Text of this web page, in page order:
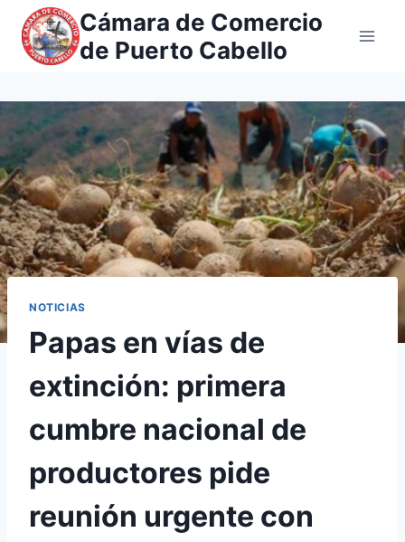
Saltar
contenido
Cámara de Comercio
de Puerto Cabello
NOTICIAS
Papas en vías de
extinción: primera
cumbre nacional de
productores pide
reunión urgente con